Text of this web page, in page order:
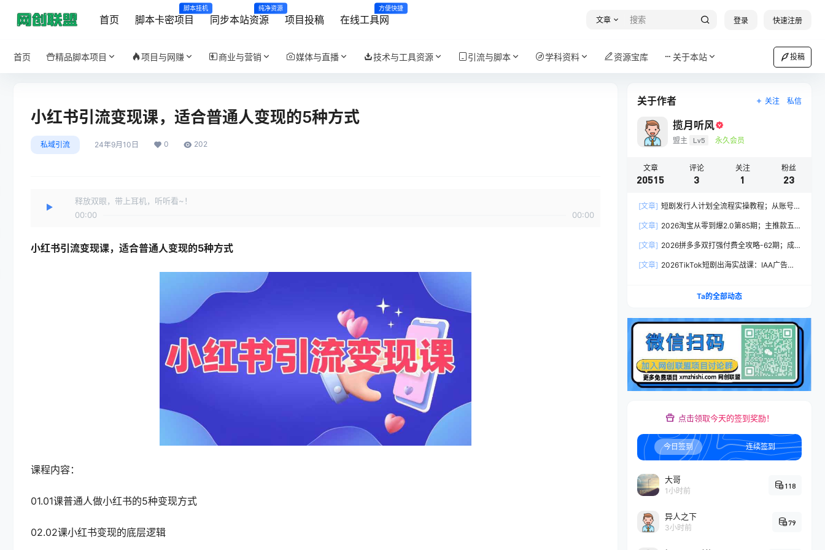
首页 脚本卡密项目
脚本挂机
同步本站资源
纯净资源
项目投稿 在线工具网
方便快捷
文章 登录 快速注册
首页 精品脚本项目 项目与网赚 商业与营销 媒体与直播 技术与工具资源 引流与脚本 学科资料 资源宝库 关于本站 投稿
小红书引流变现课，​适合普通人变现的5种方式
私域引流 24年9月10日 0 202
释放双眼，带上耳机，听听看~！
00:00
00:00
小红书引流变现课，​适合普通人变现的5种方式
课程内容：
01.01课普通人做小红书的5种变现方式
02.02课小红书变现的底层逻辑
关于作者 关注 私信
揽月听风
盟主 Lv5 永久会员
文章
20515
评论
3
关注
1
粉丝
23
[文章] 短剧发行人计划全流程实操教程；从账号
手出单
[文章] 2026淘宝从零到爆2.0第85期；主推款五
基础权重
[文章] 2026拼多多双打强付费全攻略-62期；成
劣势与选择策略
[文章] 2026TikTok短剧出海实战课：IAA广告分
Ta的全部动态
点击领取今天的签到奖励！
今日签到 连续签到
大哥
1小时前
118
异人之下
3小时前
79